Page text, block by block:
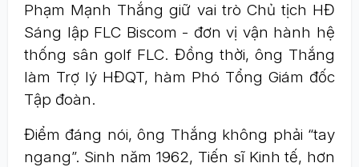
Phạm Mạnh Thắng giữ vai trò Chủ tịch HĐ
Sáng lập FLC Biscom - đơn vị vận hành hệ
thống sân golf FLC. Đồng thời, ông Thắng
làm Trợ lý HĐQT, hàm Phó Tổng Giám đốc
Tập đoàn.
Điểm đáng nói, ông Thắng không phải “tay
ngang”. Sinh năm 1962, Tiến sĩ Kinh tế, hơn